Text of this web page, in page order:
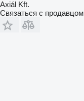
Axiál Kft.
Связаться с продавцом